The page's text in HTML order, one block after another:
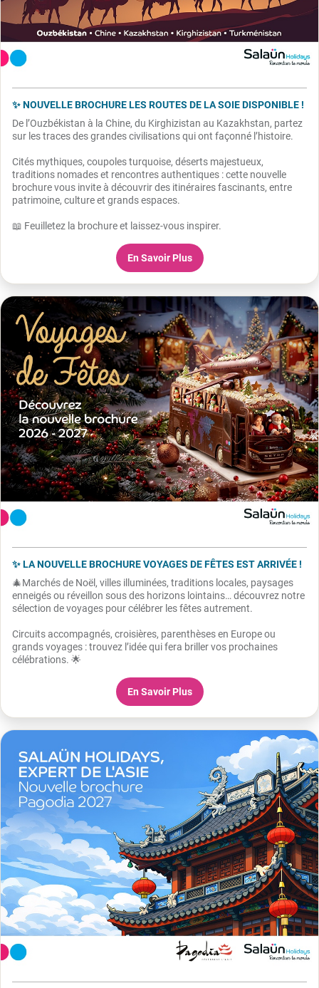
✨ NOUVELLE BROCHURE LES ROUTES DE LA SOIE DISPONIBLE !
De l’Ouzbékistan à la Chine, du Kirghizistan au Kazakhstan, partez
sur les traces des grandes civilisations qui ont façonné l’histoire.
Cités mythiques, coupoles turquoise, déserts majestueux,
traditions nomades et rencontres authentiques : cette nouvelle
brochure vous invite à découvrir des itinéraires fascinants, entre
patrimoine, culture et grands espaces.
📖 Feuilletez la brochure et laissez-vous inspirer.
En Savoir Plus
✨ LA NOUVELLE BROCHURE VOYAGES DE FÊTES EST ARRIVÉE !
🎄Marchés de Noël, villes illuminées, traditions locales, paysages
enneigés ou réveillon sous des horizons lointains… découvrez notre
sélection de voyages pour célébrer les fêtes autrement.
Circuits accompagnés, croisières, parenthèses en Europe ou
grands voyages : trouvez l’idée qui fera briller vos prochaines
célébrations. 🌟
En Savoir Plus